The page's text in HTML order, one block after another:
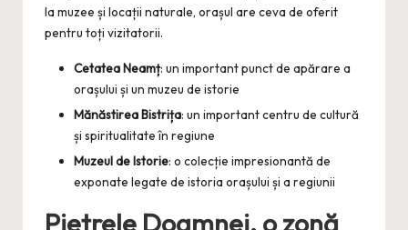
la muzee și locații naturale, orașul are ceva de oferit
pentru toți vizitatorii.
Cetatea Neamț: un important punct de apărare a
orașului și un muzeu de istorie
Mănăstirea Bistrița: un important centru de cultură
și spiritualitate în regiune
Muzeul de Istorie: o colecție impresionantă de
exponate legate de istoria orașului și a regiunii
Pietrele Doamnei, o zonă